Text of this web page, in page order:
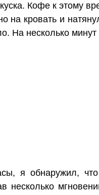
Кофе к этому
на кровать и
На несколько
я обнаружил,
несколько